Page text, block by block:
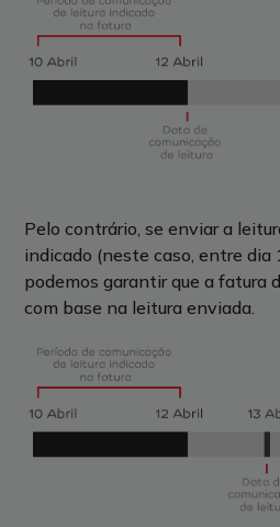
Pelo contrário, se enviar a
indicado (neste caso, entre dia
podemos garantir que a fatura
com base na leitura enviada.